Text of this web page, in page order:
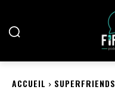
ACCUEIL SUPERFRIENDS